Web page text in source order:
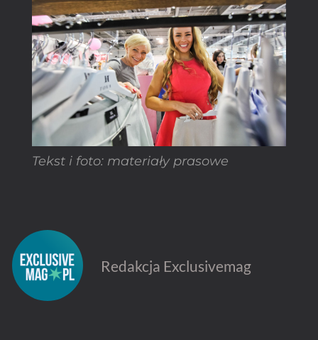
Tekst i foto: materiały prasowe
Redakcja Exclusivemag